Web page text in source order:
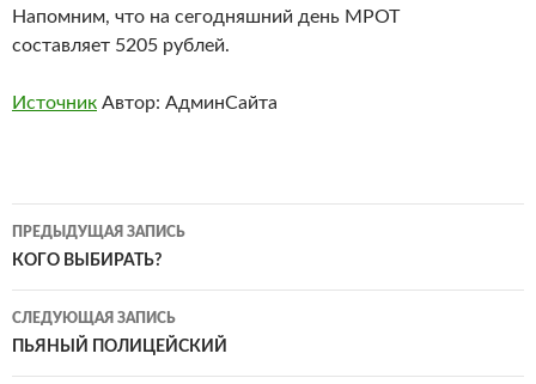
Напомним, что на сегодняшний день МРОТ
составляет 5205 рублей.
Источник Автор: АдминСайта
Навигация
по
записям
ПРЕДЫДУЩАЯ ЗАПИСЬ
КОГО ВЫБИРАТЬ?
СЛЕДУЮЩАЯ ЗАПИСЬ
ПЬЯНЫЙ ПОЛИЦЕЙСКИЙ